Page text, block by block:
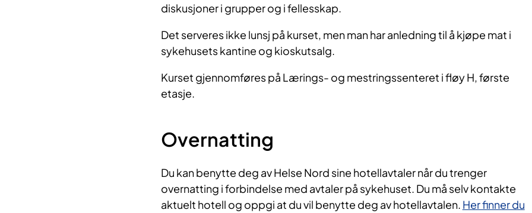
diskusjoner i grupper og i fellesskap.
Det serveres ikke lunsj på kurset, men man har anledning til å kjøpe mat i
sykehusets kantine og kioskutsalg.
Kurset gjennomføres på Lærings- og mestringssenteret i fløy H, første
etasje.
Overnatting
Du kan benytte deg av Helse Nord sine hotellavtaler når du trenger
overnatting i forbindelse med avtaler på sykehuset. Du må selv kontakte
aktuelt hotell og oppgi at du vil benytte deg av hotellavtalen. Her finner du